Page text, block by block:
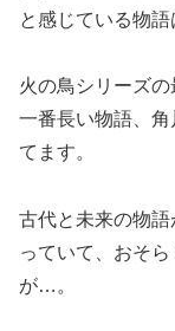
と感じている物語
火の鳥シリーズ
一番長い物語、
てます。
古代と未来の物
っていて、おそ
が…。